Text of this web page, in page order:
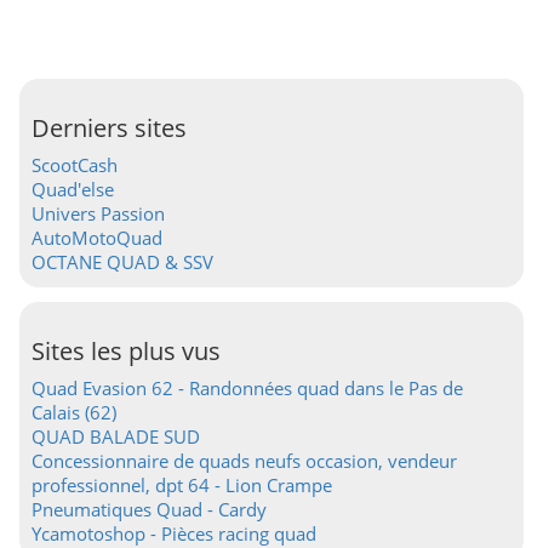
Derniers sites
ScootCash
Quad'else
Univers Passion
AutoMotoQuad
OCTANE QUAD & SSV
Sites les plus vus
Quad Evasion 62 - Randonnées quad dans le Pas de
Calais (62)
QUAD BALADE SUD
Concessionnaire de quads neufs occasion, vendeur
professionnel, dpt 64 - Lion Crampe
Pneumatiques Quad - Cardy
Ycamotoshop - Pièces racing quad